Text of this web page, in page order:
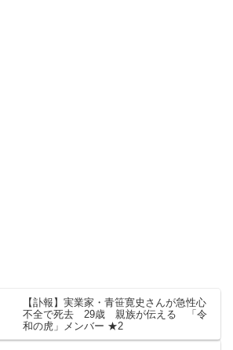
【訃報】実業家・青笹寛史さんが急性心
不全で死去 29歳 親族が伝える 「令
和の虎」メンバー ★2